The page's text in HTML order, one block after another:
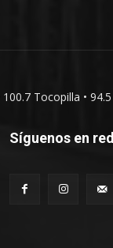
Tocopilla •
Síguenos en